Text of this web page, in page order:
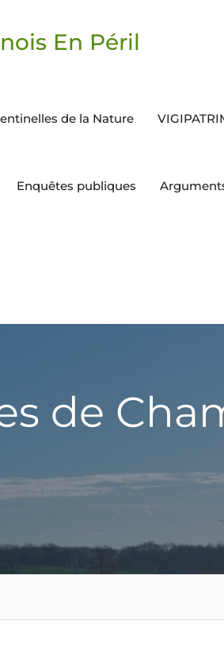
En Péril
de la Nature
Enquêtes publiques
de